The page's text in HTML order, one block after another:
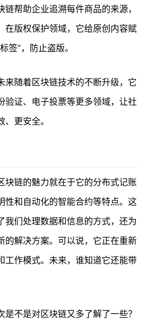
链帮助企业追溯每件商品的来源，
在版权保护领域，它给原创内容赋
签”，防止盗版。
来随着区块链技术的不断升级，它
验证、电子投票等更多领域，让社
更安全。
块链的魅力就在于它的分布式记账
性和自动化的智能合约等特点。这
我们处理数据和信息的方式，还为
的解决方案。可以说，它正在重新
工作模式。未来，谁知道它还能带
是不是对区块链又多了解了一些？